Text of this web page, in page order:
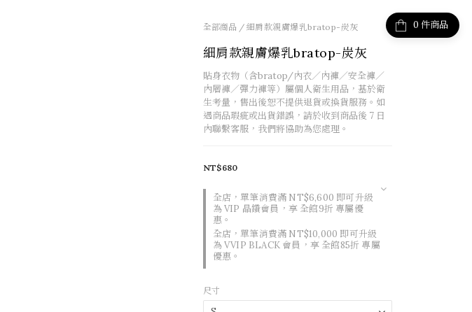
件商品
全部商品 / 細肩款親膚爆乳bratop-炭灰
細肩款親膚爆乳bratop-炭灰
貼身衣物（含bratop/內衣／內褲／安全褲／
內層褲／彈力褲等）屬個人衛生用品，基於衛
生考量，售出後恕不提供退貨或換貨服務。如
遇商品瑕疵或出貨錯誤，請於收到商品後 7 日
內聯繫客服，我們將協助為您處理。
全店，單筆消費滿 NT$6,600 即可升級
為 VIP 晶鑽會員，享 全館9折 專屬優
惠。
全店，單筆消費滿 NT$10,000 即可升級
為 VVIP BLACK 會員，享 全館85折 專屬
優惠。
NT$680
尺寸